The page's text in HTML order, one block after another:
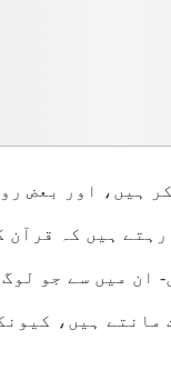
ہیں، اور بعض
ہیں کہ قرآن
ان میں سے جو
ہیں،